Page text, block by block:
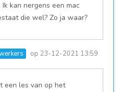
Ik kan nergens een mac
die wel? Zo ja waar?
op 23-12-2021 13:59
een les van op het